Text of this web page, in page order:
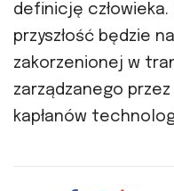
definicję
przyszłość będzie
zakorzenionej w
zarządzanego
kapłanów